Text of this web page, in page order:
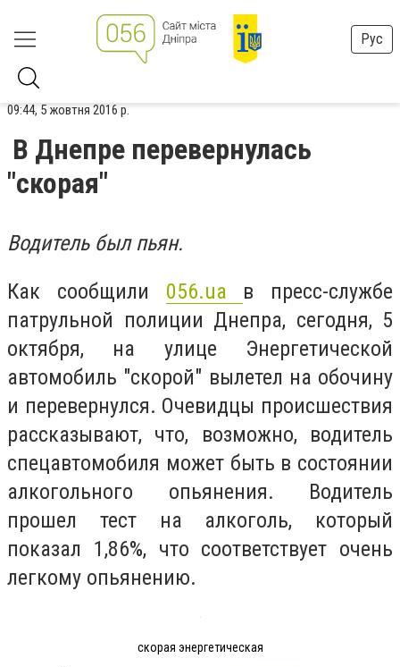
Рус
09:44, 5 жовтня 2016 р.
В Днепре перевернулась
"скорая"
Водитель был пьян.
Как сообщили 056.ua в пресс-службе
патрульной полиции Днепра, сегодня, 5
октября, на улице Энергетической
автомобиль "скорой" вылетел на обочину
и перевернулся. Очевидцы происшествия
рассказывают, что, возможно, водитель
спецавтомобиля может быть в состоянии
алкогольного опьянения. Водитель
прошел тест на алкоголь, который
показал 1,86%, что соответствует очень
легкому опьянению.
скорая энергетическая